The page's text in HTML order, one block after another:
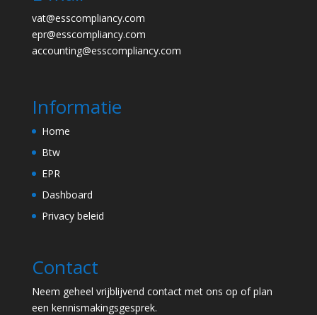
vat@esscompliancy.com
epr@esscompliancy.com
accounting@esscompliancy.com
Informatie
Home
Btw
EPR
Dashboard
Privacy beleid
Contact
Neem geheel vrijblijvend contact met ons op of plan
een kennismakingsgesprek.